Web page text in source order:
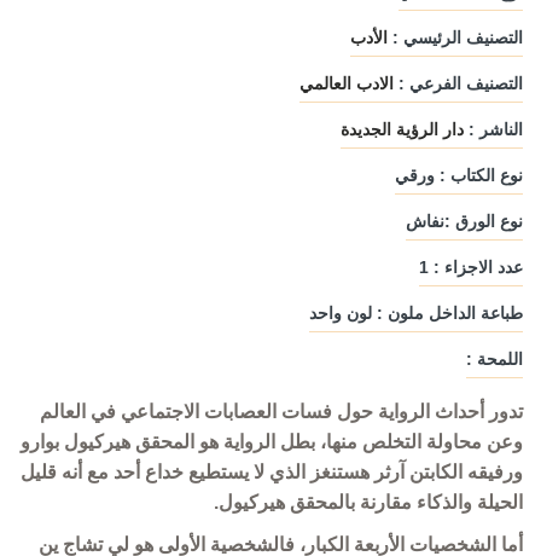
التصنيف الرئيسي : الأدب
التصنيف الفرعي : الادب العالمي
الناشر : دار الرؤية الجديدة
نوع الكتاب : ورقي
نوع الورق :نفاش
عدد الاجزاء : 1
طباعة الداخل ملون : لون واحد
اللمحة :
تدور أحداث الرواية حول فسات العصابات الاجتماعي في العالم
وعن محاولة التخلص منها، بطل الرواية هو المحقق هيركيول بوارو
ورفيقه الكابتن آرثر هستنغز الذي لا يستطيع خداع أحد مع أنه قليل
الحيلة والذكاء مقارنة بالمحقق هيركيول.
أما الشخصيات الأربعة الكبار، فالشخصية الأولى هو لي تشاج ين